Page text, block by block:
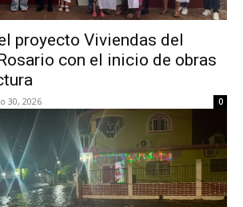
proyecto Viviendas del
con el inicio de obras
30, 2026 0